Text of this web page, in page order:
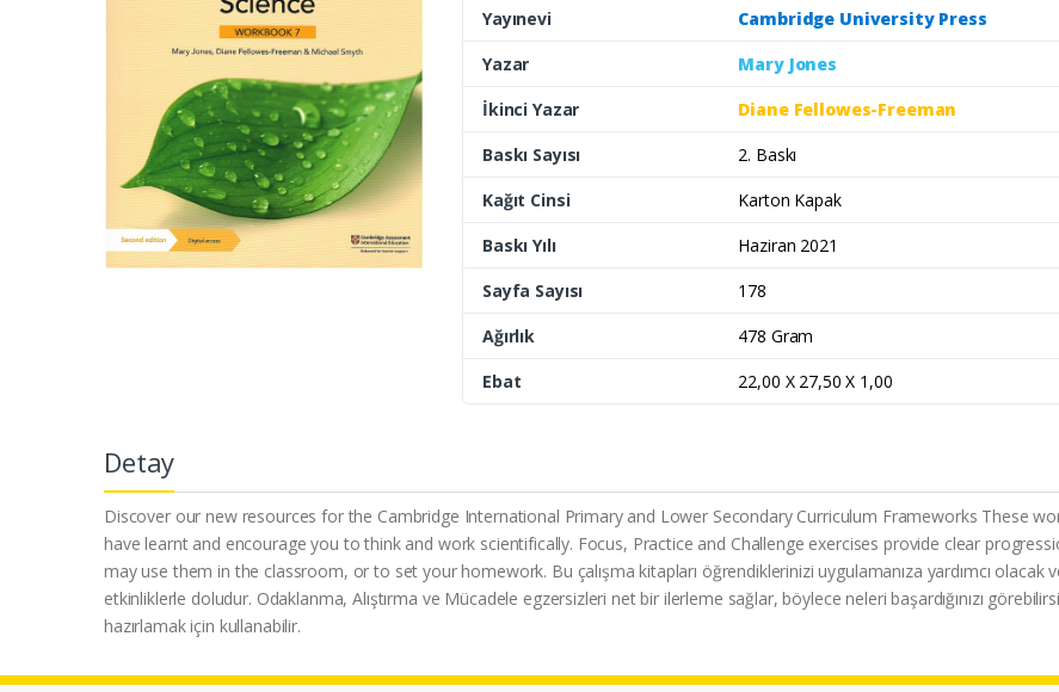
Yayınevi
Cambridge University Press
Yazar
Mary Jones
İkinci Yazar
Diane Fellowes-Freeman
Baskı Sayısı
2. Baskı
Kağıt Cinsi
Karton Kapak
Baskı Yılı
Haziran 2021
Sayfa Sayısı
178
Ağırlık
478 Gram
Ebat
22,00 X 27,50 X 1,00
Detay
Discover our new resources for the Cambridge International Primary and Lower Secondary Curriculum Frameworks These
have learnt and encourage you to think and work scientifically. Focus, Practice and Challenge exercises provide clear
may use them in the classroom, or to set your homework. Bu çalışma kitapları öğrendiklerinizi uygulamanıza yardımcı olacak
etkinliklerle doludur. Odaklanma, Alıştırma ve Mücadele egzersizleri net bir ilerleme sağlar, böylece neleri başardığınızı
hazırlamak için kullanabilir.